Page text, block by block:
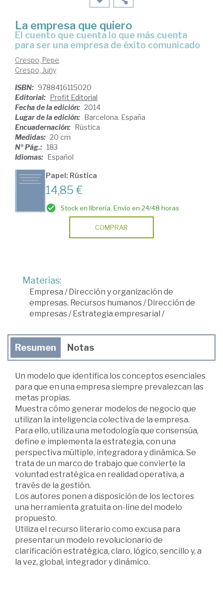
La empresa que quiero
el cuento que cuenta lo que más cuenta
para ser una empresa de éxito comunicado
Crespo, Pepe
Crespo, Juny
ISBN: 9788416115020
Editorial: Profit Editorial
Fecha de la edición: 2014
Lugar de la edición: Barcelona. España
Encuadernación: Rústica
Medidas: 20 cm
Nº Pág.: 183
Idiomas: Español
Papel: Rústica
14,85 €
Stock en librería. Envío en 24/48 horas
COMPRAR
Materias:
Empresa / Dirección y organización de
empresas. Recursos humanos/ Dirección de
empresas/ Estrategia empresarial /
Resumen Notas
Un modelo que identifica los conceptos esenciales
para que en una empresa siempre prevalezcan las
metas propias.
Muestra cómo generar modelos de negocio que
utilizan la inteligencia colectiva de la empresa.
Para ello, utiliza una metodología que consensúa,
define e implementa la estrategia, con una
perspectiva múltiple, integradora y dinámica. Se
trata de un marco de trabajo que convierte la
voluntad estratégica en realidad operativa, a
través de la gestión.
Los autores ponen a disposición de los lectores
una herramienta gratuita on-line del modelo
propuesto.
Utiliza el recurso literario como excusa para
presentar un modelo revolucionario de
clarificación estratégica, claro, lógico, sencillo y, a
la vez, global, integrador y dinámico.